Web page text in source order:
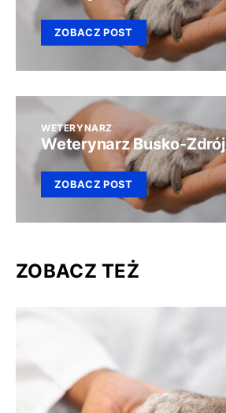
ZOBACZ POST
WETERYNARZ
Weterynarz Busko-Zdrój
ZOBACZ POST
ZOBACZ TEŻ